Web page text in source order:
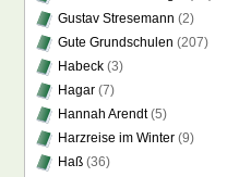
Gustav Stresemann (2)
Gute Grundschulen (207)
Habeck (3)
Hagar (7)
Hannah Arendt(5)
Harzreise im Winter (9)
Haß (36)